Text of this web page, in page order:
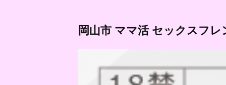
岡山市 ママ活 セックスフレ